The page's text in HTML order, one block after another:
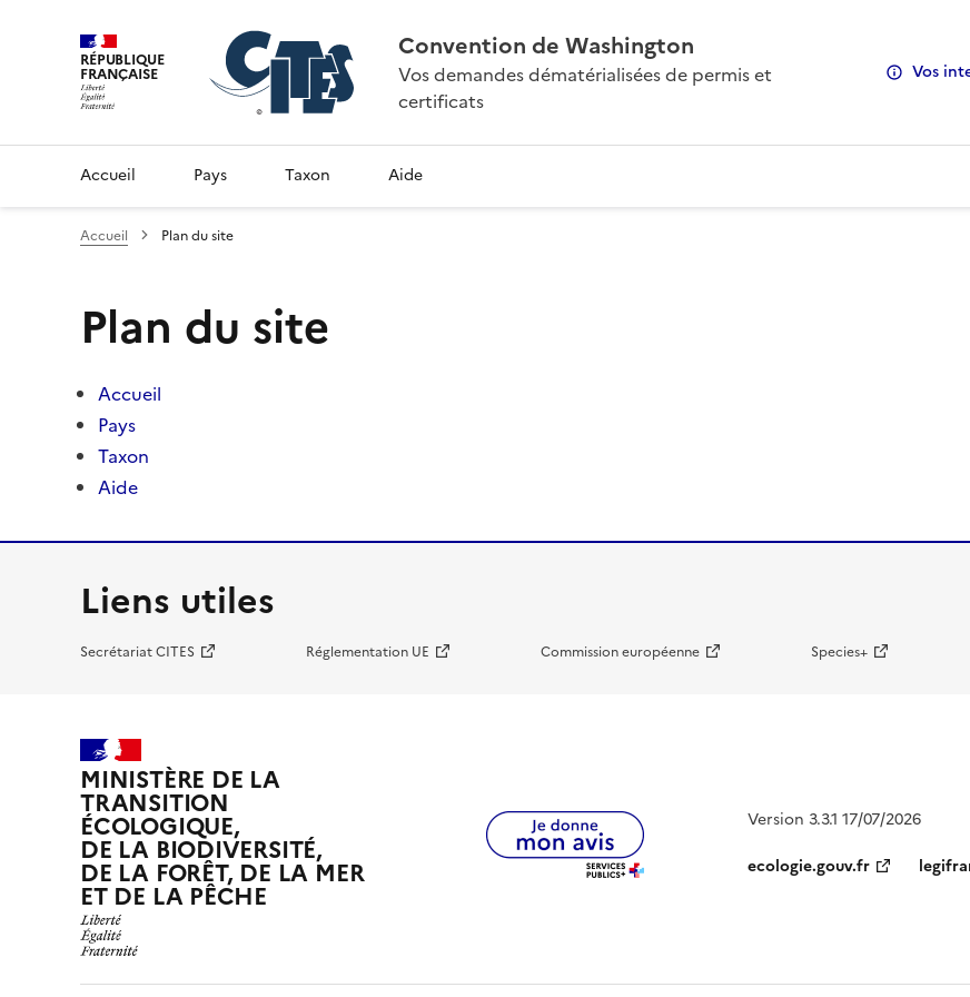
RÉPUBLIQUE
FRANÇAISE
Convention de Washington
Vos demandes dématérialisées de permis et
certificats
Vos
Accueil Pays Taxon Aide
Accueil Plan du site
Plan du site
Accueil
Pays
Taxon
Aide
Liens utiles
Secrétariat CITES Réglementation UE Commission européenne Species+
MINISTÈRE DE LA
TRANSITION
ÉCOLOGIQUE,
DE LA BIODIVERSITÉ,
DE LA FORÊT, DE LA MER
ET DE LA PÊCHE
Version 3.3.1 17/07/2026
ecologie.gouv.fr